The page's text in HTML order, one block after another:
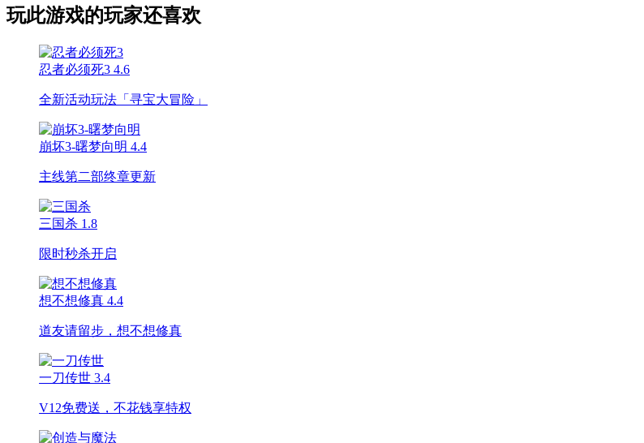
玩此游戏的玩家还喜欢
忍者必须死3 4.6
全新活动玩法「寻宝大冒险」
崩坏3-曙梦向明 4.4
主线第二部终章更新
三国杀 1.8
限时秒杀开启
想不想修真 4.4
道友请留步，想不想修真
一刀传世 3.4
V12免费送，不花钱享特权